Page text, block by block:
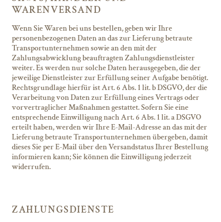
WARENVERSAND
Wenn Sie Waren bei uns bestellen, geben wir Ihre
personenbezogenen Daten an das zur Lieferung betraute
Transportunternehmen sowie an den mit der
Zahlungsabwicklung beauftragten Zahlungsdienstleister
weiter. Es werden nur solche Daten herausgegeben, die der
jeweilige Dienstleister zur Erfüllung seiner Aufgabe benötigt.
Rechtsgrundlage hierfür ist Art. 6 Abs. 1 lit. b DSGVO, der die
Verarbeitung von Daten zur Erfüllung eines Vertrags oder
vorvertraglicher Maßnahmen gestattet. Sofern Sie eine
entsprechende Einwilligung nach Art. 6 Abs. 1 lit. a DSGVO
erteilt haben, werden wir Ihre E-Mail-Adresse an das mit der
Lieferung betraute Transportunternehmen übergeben, damit
dieses Sie per E-Mail über den Versandstatus Ihrer Bestellung
informieren kann; Sie können die Einwilligung jederzeit
widerrufen.
ZAHLUNGSDIENSTE